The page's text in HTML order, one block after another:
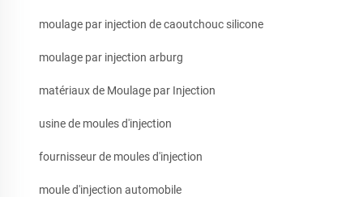
moulage par injection de caoutchouc silicone
moulage par injection arburg
matériaux de Moulage par Injection
usine de moules d'injection
fournisseur de moules d'injection
moule d'injection automobile